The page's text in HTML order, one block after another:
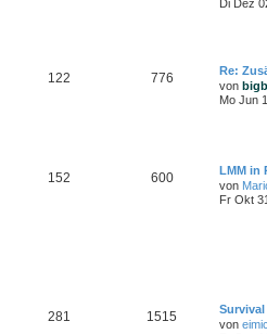
Di Dez
122 776
Re:
von
Mo Jun
152 600
LMM in
von
Fr Okt
281 1515
von